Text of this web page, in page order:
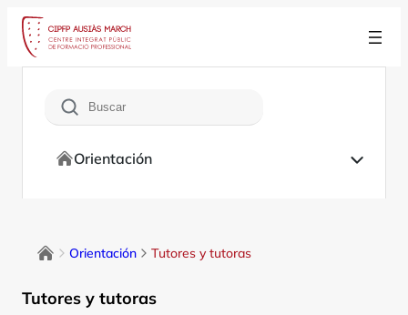
Saltar
contenido
Buscar
Orientación
Orientación Tutores y tutoras
Tutores y tutoras